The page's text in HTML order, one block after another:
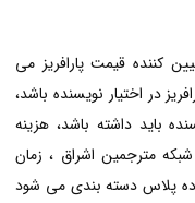
کننده قیمت پارافریز می
در اختیار نویسنده باشد،
باید داشته باشد، هزینه
مترجمین اشراق ، زمان
پلاس دسته بندی می شود